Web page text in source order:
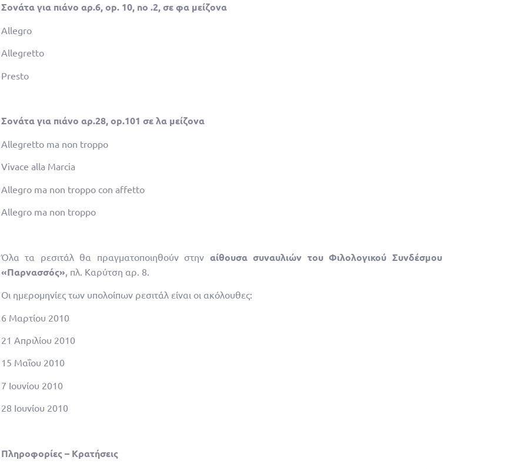
Σονάτα για πιάνο αρ.6,op. 10, no .2, σε φα μείζονα
Allegro
Allegretto
Presto
Σονάτα για πιάνο αρ.28,op.101 σε λα μείζονα
Allegretto ma non troppo
Vivace alla Marcia
Allegro ma non troppo con affetto
Allegro ma non troppo
Όλα τα ρεσιτάλ θα πραγματοποιηθούν στην αίθουσα συναυλιών του Φιλολογικού Συνδέσμου
«Παρνασσός» , πλ. Καρύτση αρ. 8.
Οι ημερομηνίες των υπολοίπων ρεσιτάλ είναι οι ακόλουθες:
6 Μαρτίου 2010
21 Απριλίου 2010
15 Μαΐου 2010
7 Ιουνίου 2010
28 Ιουνίου 2010
Πληροφορίες – Κρατήσεις